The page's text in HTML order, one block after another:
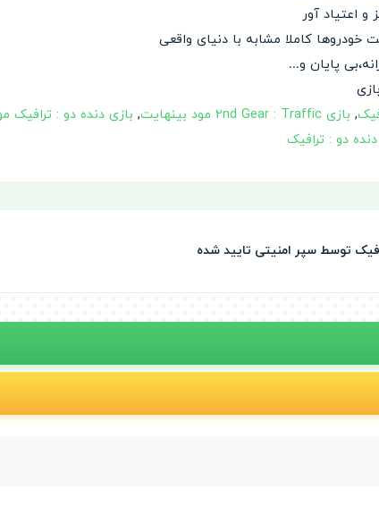
اعتیاد آور
کاملا مشابه با دنیای واقعی
پایان و…
, بازی 2nd Gear : Traffic مود بینهایت , بازی دنده دو : ترافیک
دو : ترافیک
توسط سپر امنیتی تایید شده